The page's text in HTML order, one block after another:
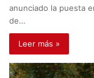
anunciado la puesta
de…
Leer más »